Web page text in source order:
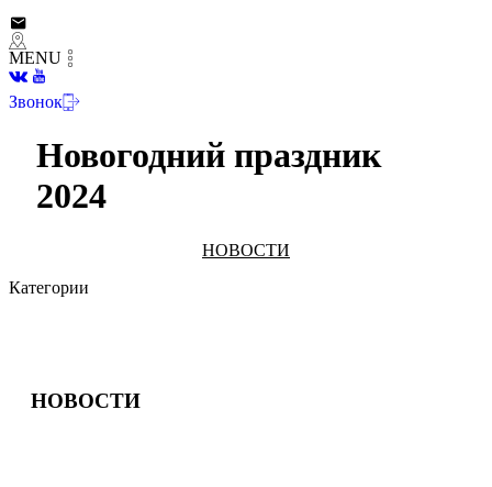
MENU
Звонок
Новогодний праздник
2024
НОВОСТИ
Категории
НОВОСТИ